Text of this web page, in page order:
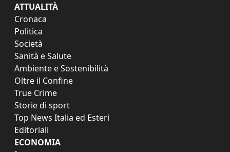
ATTUALITÀ
Cronaca
Politica
Società
Sanità e Salute
Ambiente e Sostenibilità
Oltre il Confine
True Crime
Storie di sport
Top News Italia ed Esteri
Editoriali
ECONOMIA